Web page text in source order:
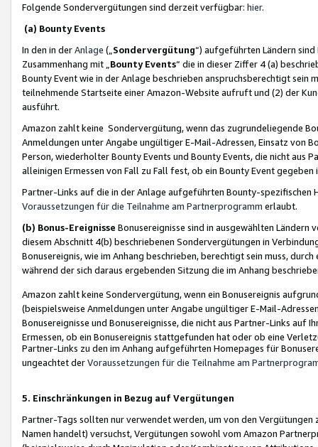
Folgende Sondervergütungen sind derzeit verfügbar: hier.
(a) Bounty Events
In den in derAnlage („ Sondervergütung“) aufgeführten Ländern
Zusammenhang mit „ Bounty Events“ die in dieser Ziffer 4 (a)
Bounty Event wie in der Anlage beschrieben anspruchsberechtigt sein
teilnehmende Startseite einer Amazon-Website aufruft und (2) der
ausführt.
Amazon zahlt keine Sondervergütung, wenn das zugrundeliegende
Anmeldungen unter Angabe ungültiger E-Mail-Adressen, Einsatz von
Person, wiederholter Bounty Events und Bounty Events, die nicht
alleinigen Ermessen von Fall zu Fall fest, ob ein Bounty Event
Partner-Links auf die in der Anlage aufgeführten Bounty-spezifischen
Voraussetzungen für die Teilnahme am Partnerprogramm erlaubt.
(b) Bonus-Ereignisse Bonusereignisse sind in ausgewählten Ländern
diesem Abschnitt 4(b) beschriebenen Sondervergütungen in
Bonusereignis, wie im Anhang beschrieben, berechtigt sein muss,
während der sich daraus ergebenden Sitzung die im Anhang
Amazon zahlt keine Sondervergütung, wenn ein Bonusereignis
(beispielsweise Anmeldungen unter Angabe ungültiger E-Mail-
Bonusereignisse und Bonusereignisse, die nicht aus Partner-Links auf
Ermessen, ob ein Bonusereignis stattgefunden hat oder ob eine
Partner-Links zu den im Anhang aufgeführten Homepages für
ungeachtet derVoraussetzungen für die Teilnahme am
5. Einschränkungen in Bezug auf Vergütungen
Partner-Tags sollten nur verwendet werden, um von den
Namen handelt) versuchst, Vergütungen sowohl vom Amazon